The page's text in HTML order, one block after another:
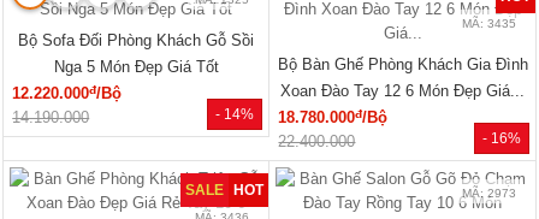
MÃ: 7288
Sồi Màu Óc Chó Thanh Lịch
15.550.000đ /Cái
Tủ Áo Gỗ Cao Su Veneer Óc Chó 4
Cánh Dáng Trơn Tối Giản
17.110.000đ /Cái